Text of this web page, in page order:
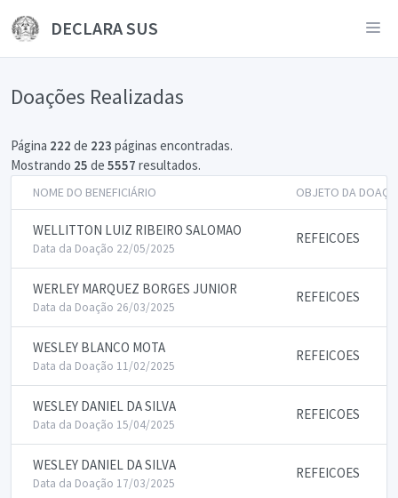
DECLARA SUS
Doações Realizadas
Página 222 de 223 páginas encontradas.
Mostrando 25 de 5557 resultados.
NOME DO BENEFICIÁRIO OBJETO DA
WELLITTON LUIZ RIBEIRO SALOMAO
Data da Doação 22/05/2025
REFEICOES
WERLEY MARQUEZ BORGES JUNIOR
Data da Doação 26/03/2025
REFEICOES
WESLEY BLANCO MOTA
Data da Doação 11/02/2025
REFEICOES
WESLEY DANIEL DA SILVA
Data da Doação 15/04/2025
REFEICOES
WESLEY DANIEL DA SILVA
Data da Doação 17/03/2025
REFEICOES